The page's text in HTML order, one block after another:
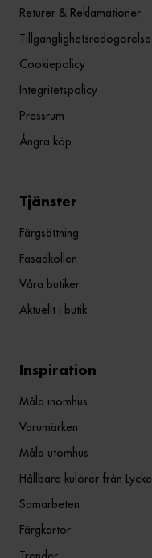
Returer & Reklamationer
Tillgänglighetsredogörelse
Cookiepolicy
Integritetspolicy
Pressrum
Ångra köp
Tjänster
Färgsättning
Fasadkollen
Våra butiker
Aktuellt i butik
Inspiration
Måla inomhus
Varumärken
Måla utomhus
Hållbara kulörer från Lycke
Samarbeten
Färgkartor